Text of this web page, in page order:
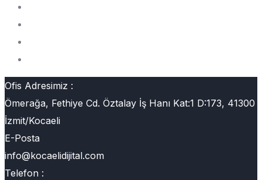
Ofis Adresimiz :
Ömerağa, Fethiye Cd. Öztalay İş Hanı Kat:1 D:173, 41300
İzmit/Kocaeli
E-Posta
info@kocaelidijital.com
Telefon :